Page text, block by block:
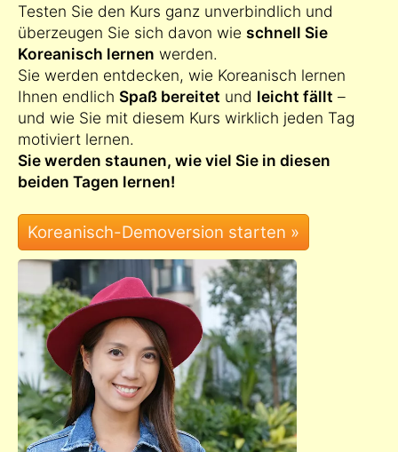
Testen Sie den Kurs ganz unverbindlich und
überzeugen Sie sich davon wie schnell Sie
Koreanisch lernen werden.
Sie werden entdecken, wie Koreanisch lernen
Ihnen endlich Spaß bereitet und leicht fällt –
und wie Sie mit diesem Kurs wirklich jeden Tag
motiviert lernen.
Sie werden staunen, wie viel Sie in diesen
beiden Tagen lernen!